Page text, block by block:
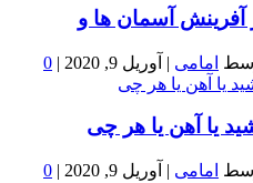
آفرينش آسمان ها و
امامی | آوریل 9, 2020 |
0
یا آهن یا هر چی
امامی | آوریل 9, 2020 |
0